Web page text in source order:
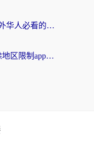
12123在国外能登录吗？海外华人必看的回国加速实用指南
海外党追剧必备：手机解除地区限制app怎么选？解决央视视频&国内剧地区限制全指南